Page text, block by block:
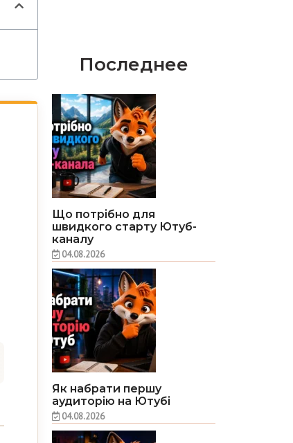
Последнее
Що потрібно для
швидкого старту Ютуб-
каналу
04.08.2026
Як набрати першу
аудиторію на Ютубі
04.08.2026